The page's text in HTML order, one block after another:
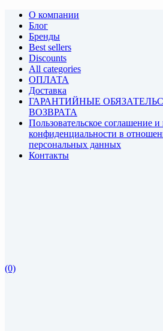
О компании
Блог
Бренды
Best sellers
Discounts
All categories
ОПЛАТА
Доставка
ГАРАНТИЙНЫЕ
ВОЗВРАТА
Пользовательское соглашение
конфиденциальности в
персональных данных
Контакты
(0)